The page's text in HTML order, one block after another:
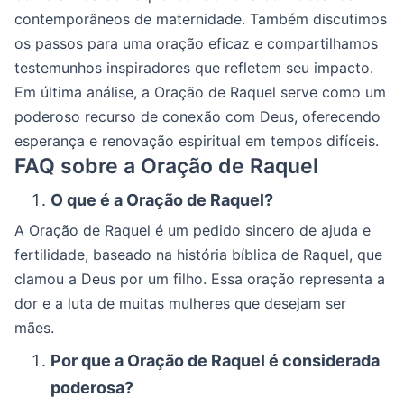
contemporâneos de maternidade. Também discutimos
os passos para uma oração eficaz e compartilhamos
testemunhos inspiradores que refletem seu impacto.
Em última análise, a Oração de Raquel serve como um
poderoso recurso de conexão com Deus, oferecendo
esperança e renovação espiritual em tempos difíceis.
FAQ sobre a Oração de Raquel
O que é a Oração de Raquel?
A Oração de Raquel é um pedido sincero de ajuda e
fertilidade, baseado na história bíblica de Raquel, que
clamou a Deus por um filho. Essa oração representa a
dor e a luta de muitas mulheres que desejam ser
mães.
Por que a Oração de Raquel é considerada
poderosa?